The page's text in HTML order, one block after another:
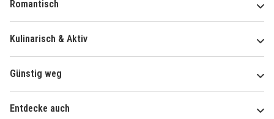
Romantisch
Kulinarisch & Aktiv
Günstig weg
Entdecke auch